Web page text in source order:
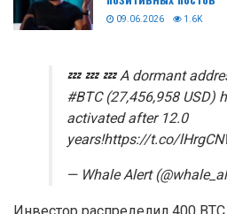
09.06.2026 1.6K
💤 💤 💤 A dormant
#BTC (27,456,958 USD)
activated after 12.0
years!https://t.co/
— Whale Alert